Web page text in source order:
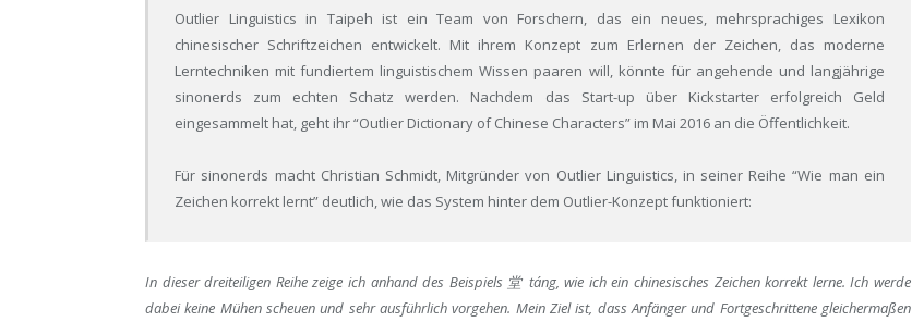
Outlier Linguistics in Taipeh ist ein Team von Forschern, das ein neues, mehrsprachiges Lexikon
chinesischer Schriftzeichen entwickelt. Mit ihrem Konzept zum Erlernen der Zeichen, das moderne
Lerntechniken mit fundiertem linguistischem Wissen paaren will, könnte für angehende und langjährige
sinonerds zum echten Schatz werden. Nachdem das Start-up über Kickstarter erfolgreich Geld
eingesammelt hat, geht ihr “Outlier Dictionary of Chinese Characters” im Mai 2016 an die Öffentlichkeit.
Für sinonerds macht Christian Schmidt, Mitgründer von Outlier Linguistics, in seiner Reihe “Wie man ein
Zeichen korrekt lernt” deutlich, wie das System hinter dem Outlier-Konzept funktioniert:
In dieser dreiteiligen Reihe zeige ich anhand des Beispiels 堂 táng, wie ich ein chinesisches Zeichen korrekt lerne. Ich werde
dabei keine Mühen scheuen und sehr ausführlich vorgehen. Mein Ziel ist, dass Anfänger und Fortgeschrittene gleichermaßen